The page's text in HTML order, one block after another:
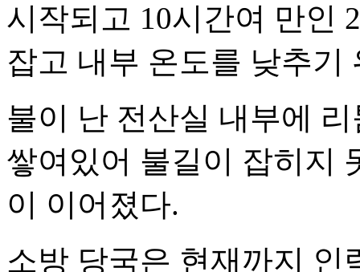
시작되고 10시간여 만인
잡고 내부 온도를 낮추기
불이 난 전산실 내부에
쌓여있어 불길이 잡히지
이 이어졌다.
소방 당국은 현재까지 인